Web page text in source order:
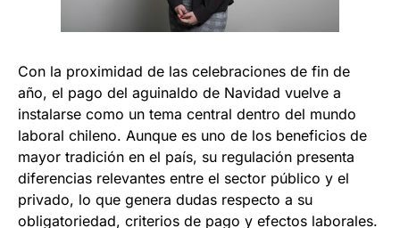
Con la proximidad de las celebraciones de fin de
año, el pago del aguinaldo de Navidad vuelve a
instalarse como un tema central dentro del mundo
laboral chileno. Aunque es uno de los beneficios de
mayor tradición en el país, su regulación presenta
diferencias relevantes entre el sector público y el
privado, lo que genera dudas respecto a su
obligatoriedad, criterios de pago y efectos laborales.